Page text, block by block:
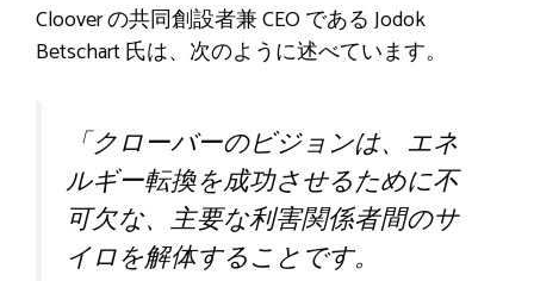
Cloover の共同創設者兼 CEO である Jodok
Betschart 氏は、次のように述べています。
「クローバーのビジョンは、エネ
ルギー転換を成功させるために不
可欠な、主要な利害関係者間のサ
イロを解体することです。